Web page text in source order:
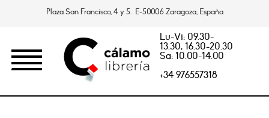
Plaza San Francisco, 4 y 5. E-50006 Zaragoza, España
Lu-Vi: 09.30-
13.30, 16.30-20.30
Sa: 10.00-14.00
+34 976557318